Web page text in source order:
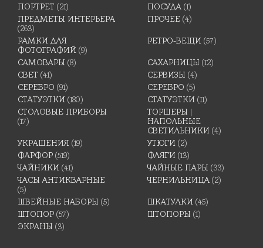
ПОРТРЕТ (21) ПОСУДА (1)
ПРЕДМЕТЫ ИНТЕРЬЕРА
(263)
ПРОЧЕЕ (4)
РАМКИ ДЛЯ
ФОТОГРАФИЙ (9)
РЕТРО-ВЕЩИ (57)
САМОВАРЫ (8) САХАРНИЦЫ (12)
СВЕТ (41) СЕРВИЗЫ (4)
СЕРЕБРО (91) СЕРЕБРО (5)
СТАТУЭТКИ (180) СТАТУЭТКИ (11)
СТОЛОВЫЕ ПРИБОРЫ
(17)
ТОРШЕРЫ |
НАПОЛЬНЫЕ
СВЕТИЛЬНИКИ (4)
УКРАШЕНИЯ (19) УТЮГИ (2)
ФАРФОР (519) ФЛЯГИ (13)
ЧАЙНИКИ (41) ЧАЙНЫЕ ПАРЫ (33)
ЧАСЫ АНТИКВАРНЫЕ
(5)
ЧЕРНИЛЬНИЦА (2)
ШВЕЙНЫЕ НАБОРЫ (5) ШКАТУЛКИ (45)
ШТОПОР (57) ШТОПОРЫ (1)
ЭКРАНЫ (3)